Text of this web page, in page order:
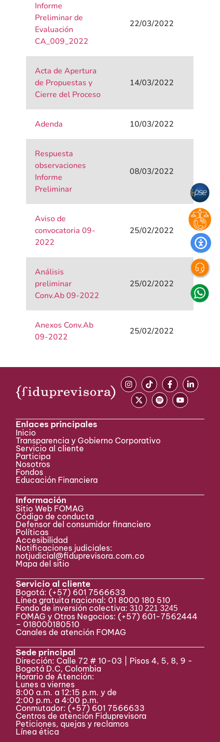
Informe
Preliminar de
Evaluación
CA_009_2022
22/03/2022
Acta de Apertura
de Propuestas y
Cierre del Proceso
14/03/2022
Adenda 10/03/2022
Respuesta
observaciones
Informe
Preliminar
08/03/2022
Aviso de
convocatoria 09-
2022
25/02/2022
Análisis
preliminar
Conv.Ab 09-2022
25/02/2022
Anexos Conv.Ab
09-2022
25/02/2022
Enlaces principales
Inicio
Transparencia y Gobierno Corporativo
Servicio al cliente
Participa ​
Nosotros
Fondos
Educación Financiera
Información
Sitio Web FOMAG
Código de conducta
Defensor del consumidor financiero
Políticas
Accesibilidad
Notificaciones judiciales:
notjudicial@fiduprevisora.com.co
Mapa del sitio
Servicio al cliente
Bogotá: (+57) 601 7566633
Línea gratuita nacional: 01 8000 180 510
Fondo de inversión colectiva:310 221 3245
FOMAG y Otros Negocios: (+57) 601-7562444
– 018000180510
Canales de atención FOMAG
Sede principal
Dirección: Calle 72 # 10-03 | Pisos 4, 5, 8, 9 -
Bogotá D.C, Colombia
Horario de Atención:
Lunes a viernes
8:00 a.m. a 12:15 p.m. y de
2:00 p.m. a 4:00 p.m.
Conmutador: (+57) 601 7566633
Centros de atención Fiduprevisora
Peticiones, quejas y reclamos
Línea ética